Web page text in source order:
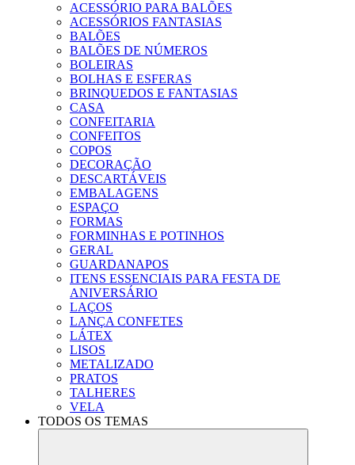
ACESSÓRIO PARA BALÕES
ACESSÓRIOS FANTASIAS
BALÕES
BALÕES DE NÚMEROS
BOLEIRAS
BOLHAS E ESFERAS
BRINQUEDOS E FANTASIAS
CASA
CONFEITARIA
CONFEITOS
COPOS
DECORAÇÃO
DESCARTÁVEIS
EMBALAGENS
ESPAÇO
FORMAS
FORMINHAS E POTINHOS
GERAL
GUARDANAPOS
ITENS ESSENCIAIS PARA FESTA DE
ANIVERSÁRIO
LAÇOS
LANÇA CONFETES
LÁTEX
LISOS
METALIZADO
PRATOS
TALHERES
VELA
TODOS OS TEMAS